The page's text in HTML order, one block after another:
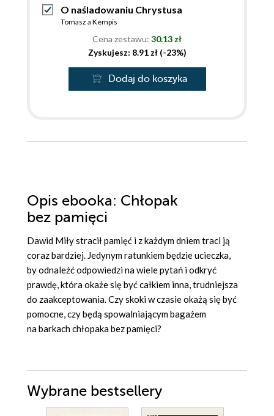
O naśladowaniu Chrystusa
Tomasz a Kempis
Cena zestawu: 30.13 zł
Zyskujesz: 8.91 zł (-23%)
Dodaj do koszyka
Opis ebooka: Chłopak
bez pamięci
Dawid Miły stracił pamięć i z każdym dniem traci ją
coraz bardziej. Jedynym ratunkiem będzie ucieczka,
by odnaleźć odpowiedzi na wiele pytań i odkryć
prawdę, która okaże się być całkiem inna, trudniejsza
do zaakceptowania. Czy skoki w czasie okażą się być
pomocne, czy będą spowalniającym bagażem
na barkach chłopaka bez pamięci?
Wybrane bestsellery